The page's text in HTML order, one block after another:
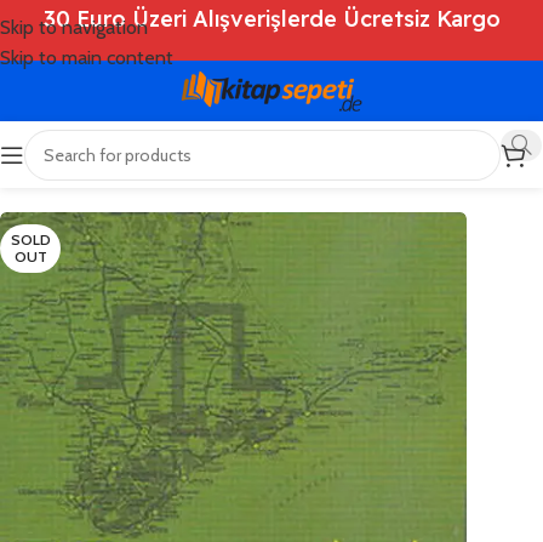
Skip to navigation
Skip to main content
30 Euro Üzeri Alışverişlerde Ücretsiz Kargo
Ana Sayfa Shop
SOLD
OUT